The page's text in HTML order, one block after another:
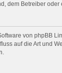
dem Betreiber
von phpBB
auf die Art und